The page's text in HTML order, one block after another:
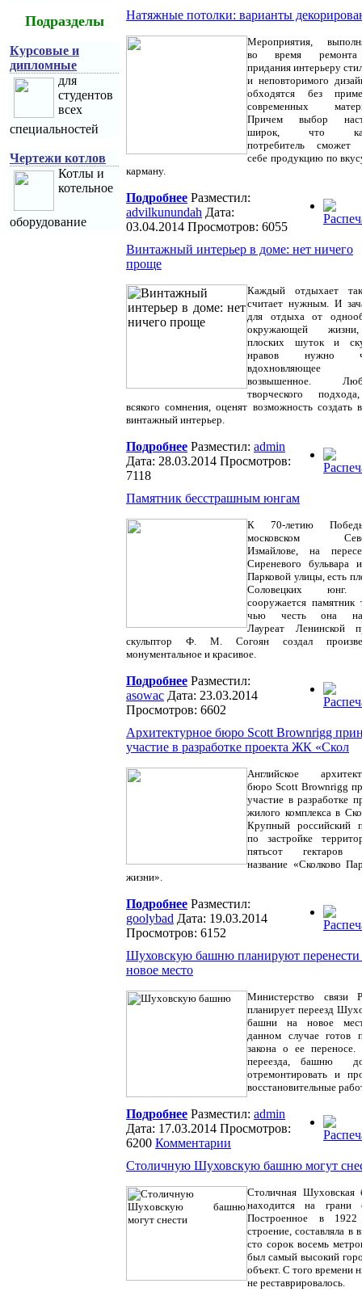
Подразделы
Курсовые и
дипломные
для
студентов
всех
специальностей
Чертежи котлов
Котлы и
котельное
оборудование
Натяжные потолки: варианты
Мероприятия,
во время
придания интерьеру
и неповторимого
обходятся без
современных
Причем выбор
широк, что
потребитель сможет
себе продукцию по
карману.
Подробнее Разместил:
advilkunundah Дата:
03.04.2014 Просмотров: 6055
Винтажный интерьер в доме: нет ничего
проще
Каждый отдыхает
считает нужным. И
для отдыха от
окружающей
плоских шуток и
нравов нужно
возвышенное.
творческого
всякого сомнения, оценят возможность создать
винтажный интерьер.
Подробнее Разместил: admin
Дата: 28.03.2014 Просмотров:
7118
Памятник бесстрашным юнгам
К 70-летию
московском
Измайлове, на
Сиреневого бульвара
Парковой улицы, есть
Соловецких
сооружается памятник
чью честь она
Лауреат Ленинской
скульптор Ф. М. Согоян создал
монументальное и красивое.
Подробнее Разместил:
asowac Дата: 23.03.2014
Просмотров: 6602
Архитектурное бюро Scott Brownrigg
участие в разработке проекта ЖК «Скол
Английское
бюро Scott Brownrigg
участие в разработке
жилого комплекса в
Крупный российский
по застройке
пятьсот гектаров
название «Сколково
жизни».
Подробнее Разместил:
goolybad Дата: 19.03.2014
Просмотров: 6152
Шуховскую башню планируют перенести
новое место
Министерство связи
планирует переезд
башни на новое
данном случае готов
закона о ее переносе.
переезда, башню
отремонтировать и
восстановительные
Подробнее Разместил: admin
Дата: 17.03.2014 Просмотров:
6200 Комментарии
Столичную Шуховскую башню могут
Столичная Шуховская
находится на грани
Построенное в
строение, составляла в
сто сорок восемь
был самый высокий
объект. С того времени
не реставрировалось.